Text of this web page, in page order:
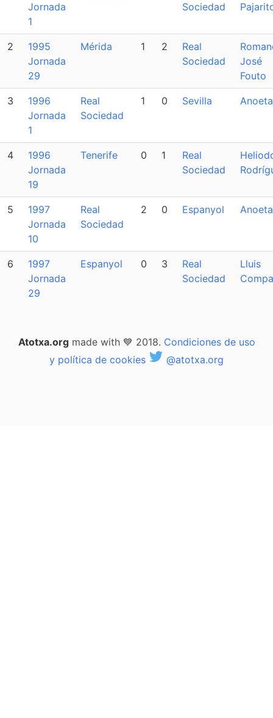
Jornada
1
Sociedad
2
1995
Jornada
29
Mérida 1 2
Real
Sociedad
José
Fouto
3
1996
Jornada
1
Real
Sociedad
1 0 Sevilla Anoeta
4
1996
Jornada
19
Tenerife 0 1
Real
Sociedad
5
1997
Jornada
10
Real
Sociedad
2 0 Espanyol Anoeta
6
1997
Jornada
29
Espanyol 0 3
Real
Sociedad
Lluis
Atotxa.orgmade with 💙 2018. Condiciones de uso
y política de cookies
@atotxa.org